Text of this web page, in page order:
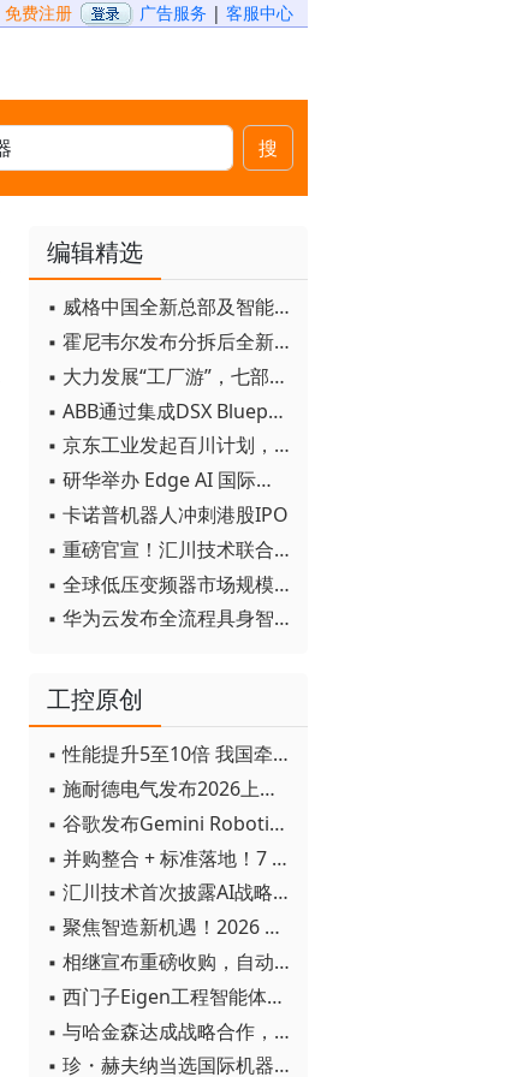
免费注册 广告服务 | 客服中心
搜
编辑精选
▪ 威格中国全新总部及智能工厂启用
▪ 霍尼韦尔发布分拆后全新品牌：霍尼韦尔科技与霍尼韦尔航空航天
▪ 大力发展“工厂游”，七部门联合发文！
▪ ABB通过集成DSX Blueprint AI基础设施，扩大与英伟达的合作
▪ 京东工业发起百川计划， 构建工业大模型新生态
▪ 研华举办 Edge AI 国际论坛
▪ 卡诺普机器人冲刺港股IPO
▪ 重磅官宣！汇川技术联合发起 D12 联盟，开创产教融合新范式
▪ 全球低压变频器市场规模2030年将超170亿美元
▪ 华为云发布全流程具身智能开发平台CloudRobo
工控原创
▪ 性能提升5至10倍 我国牵头制定的WiTSnet工业以太网国际标准正式发布
▪ 施耐德电气发布2026上半年可持续发展成绩单 "Impact 2030"路线图开局稳健
▪ 谷歌发布Gemini Robotics 2模型 实现人形机器人全身智能控制突破
▪ 并购整合 + 标准落地！7 月工业自动化产业动态速递
▪ 汇川技术首次披露AI战略进展：从两个方面推动“AI业务化”落地
▪ 聚焦智造新机遇！2026 青岛数字化及智能制造技术论坛圆满落幕
▪ 相继宣布重磅收购，自动化巨头新一轮并购潮剑指何方？
▪ 西门子Eigen工程智能体落地中国，工业AI跨越物理世界“确定性”拐点
▪ 与哈金森达成战略合作，乐聚机器人何以持续获得工业巨头青睐？
▪ 珍・赫夫纳当选国际机器人联合会新任主席